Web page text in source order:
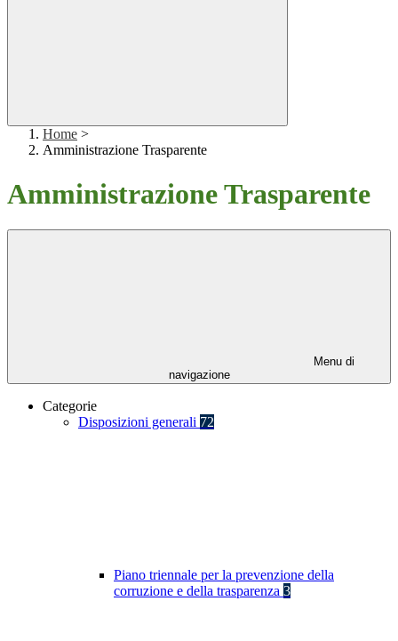
Home >
Amministrazione Trasparente
Amministrazione Trasparente
Menu di
navigazione
Categorie
Disposizioni generali 72
Piano triennale per la prevenzione della
corruzione e della trasparenza 3